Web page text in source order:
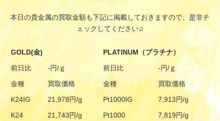
本日の貴金属の買取金額も下記に掲載しておきますので、是非チ
ェックしてください♫
GOLD(金)
PLATINUM（プラチナ）
前日比
-円/ｇ 前日比
-円/ｇ
金種
買取価格 金種
買取価格
K24IG
21,978円/g Pt1000IG
7,913円/g
K24
21,743円/g Pt1000
7,819円/g